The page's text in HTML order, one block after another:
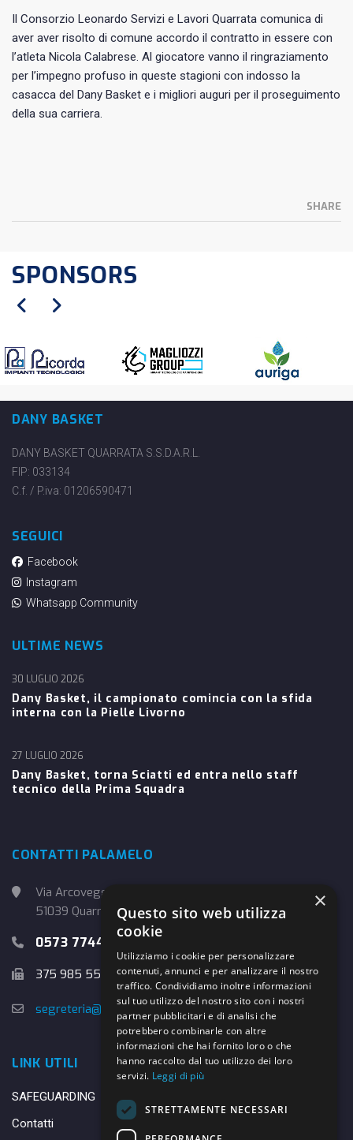
Il Consorzio Leonardo Servizi e Lavori Quarrata comunica di
aver aver risolto di comune accordo il contratto in essere con
l’atleta Nicola Calabrese. Al giocatore vanno il ringraziamento
per l’impegno profuso in queste stagioni con indosso la
casacca del Dany Basket e i migliori auguri per il proseguimento
della sua carriera.
SHARE
SPONSORS
DANY BASKET
DANY BASKET QUARRATA S.S.D.A.R.L.
FIP: 033134
C.f. / P.iva: 01206590471
SEGUICI
Facebook
Instagram
Whatsapp Community
ULTIME NEWS
Dany Basket, il campionato comincia con la sfida
interna con la Pielle Livorno
30 LUGLIO 2026
Dany Basket, torna Sciatti ed entra nello staff
tecnico della Prima Squadra
27 LUGLIO 2026
CONTATTI PALAMELO
Via Arcoveggio, 4
51039 Quarrata (PT)
0573 774457
375 985 5526
segreteria@danybasket.it
LINK UTILI
SAFEGUARDING
Contatti
×
Questo sito web utilizza
cookie
Utilizziamo i cookie per personalizzare
contenuti, annunci e per analizzare il nostro
traffico. Condividiamo inoltre informazioni
sul tuo utilizzo del nostro sito con i nostri
partner pubblicitari e di analisi che
potrebbero combinarle con altre
informazioni che hai fornito loro o che
hanno raccolto dal tuo utilizzo dei loro
servizi. Leggi di più
STRETTAMENTE NECESSARI